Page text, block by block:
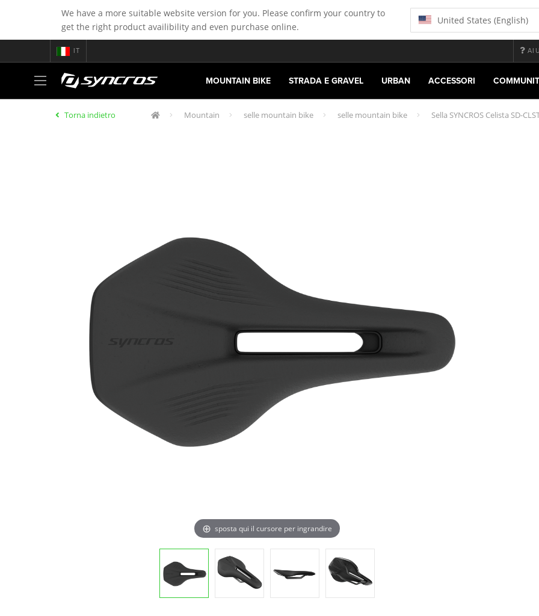
We have a more suitable website version for you. Please confirm your country to
get the right product availibility and even purchase online.
United States (English)
IT
MOUNTAIN BIKE STRADA E GRAVEL URBAN ACCESSORI
Torna indietro Mountain selle mountain bike selle mountain bike Sella SYNCROS Celista SD-
sposta qui il cursore per ingrandire